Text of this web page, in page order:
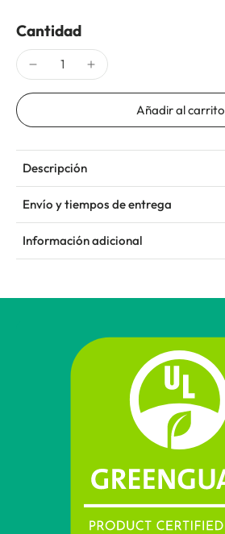
Cantidad
Añadir al carrito
Descripción
Envío y tiempos de entrega
Información adicional